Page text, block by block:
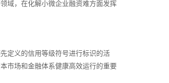
域，在化解小微企业融资难方面发挥
定义的信用等级符号进行标识的活
市场和金融体系健康高效运行的重要